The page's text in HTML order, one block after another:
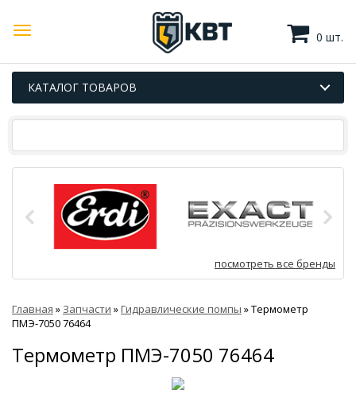
0 шт.
КАТАЛОГ ТОВАРОВ
посмотреть все бренды
Главная » Запчасти »Гидравлические помпы »Термометр
ПМЭ-7050 76464
Термометр ПМЭ-7050 76464